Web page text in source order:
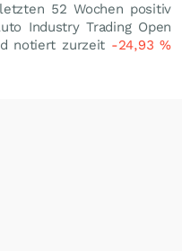
52 Wochen positiv
Industry Trading Open
notiert zurzeit -24,93%